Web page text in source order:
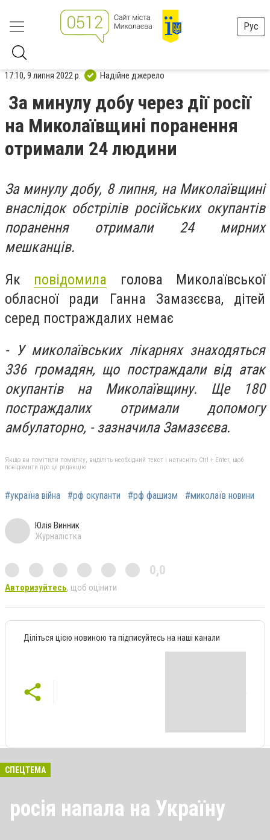
Рус
17:10, 9 липня 2022 р. Надійне джерело
За минулу добу через дії росії
на Миколаївщині поранення
отримали 24 людини
За минулу добу, 8 липня, на Миколаївщині
внаслідок обстрілів російських окупантів
поранення отримали 24 мирних
мешканців.
Як повідомила голова Миколаївської
обласної ради Ганна Замазєєва, дітей
серед постраждалих немає
- У миколаївських лікарнях знаходяться
336 громадян, що постраждали від атак
окупантів на Миколаївщину. Ще 180
постраждалих отримали допомогу
амбулаторно, - зазначила Замазєєва.
Якщо ви помітили помилку, виділіть необхідний текст і натисніть Ctrl + Enter, щоб
повідомити про це редакцію
#україна війна #рф окупанти #рф фашизм #миколаїв новини
Юлія Винник
Журналістка
0,0
Авторизуйтесь, щоб оцінити
Діліться цією новиною та підписуйтесь на наші канали
СПЕЦТЕМА
росія напала на Україну